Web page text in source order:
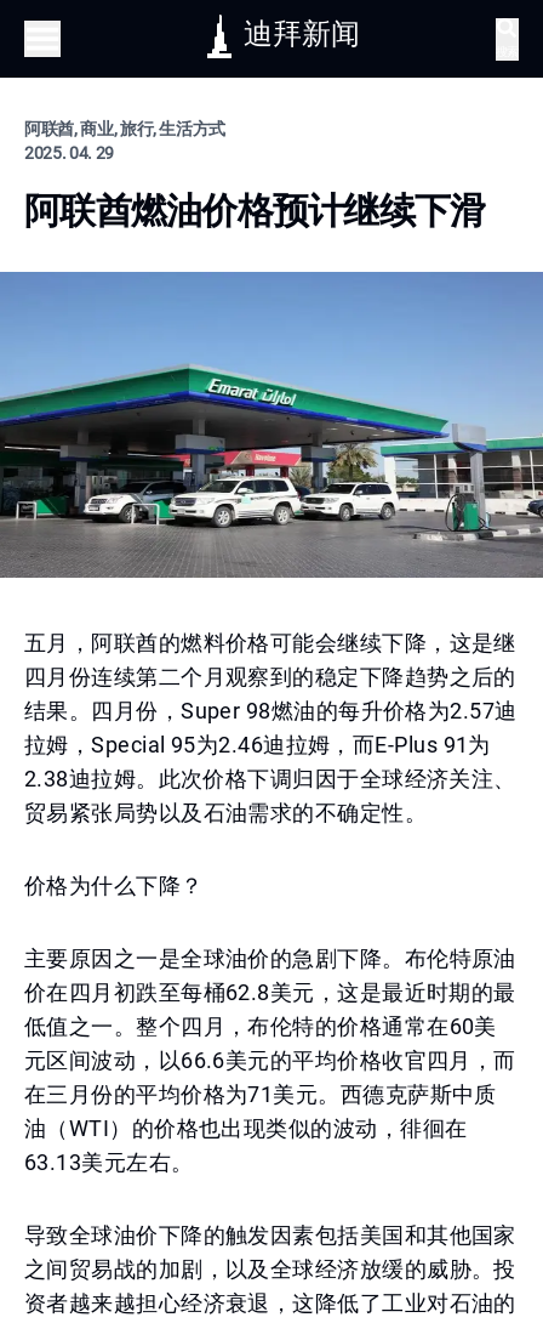
迪拜新闻
阿联酋, 商业, 旅行, 生活方式
2025. 04. 29
阿联酋燃油价格预计继续下滑
五月，阿联酋的燃料价格可能会继续下降，这是继
四月份连续第二个月观察到的稳定下降趋势之后的
结果。四月份，Super 98燃油的每升价格为2.57迪
拉姆，Special 95为2.46迪拉姆，而E-Plus 91为
2.38迪拉姆。此次价格下调归因于全球经济关注、
贸易紧张局势以及石油需求的不确定性。
价格为什么下降？
主要原因之一是全球油价的急剧下降。布伦特原油
价在四月初跌至每桶62.8美元，这是最近时期的最
低值之一。整个四月，布伦特的价格通常在60美
元区间波动，以66.6美元的平均价格收官四月，而
在三月份的平均价格为71美元。西德克萨斯中质
油（WTI）的价格也出现类似的波动，徘徊在
63.13美元左右。
导致全球油价下降的触发因素包括美国和其他国家
之间贸易战的加剧，以及全球经济放缓的威胁。投
资者越来越担心经济衰退，这降低了工业对石油的